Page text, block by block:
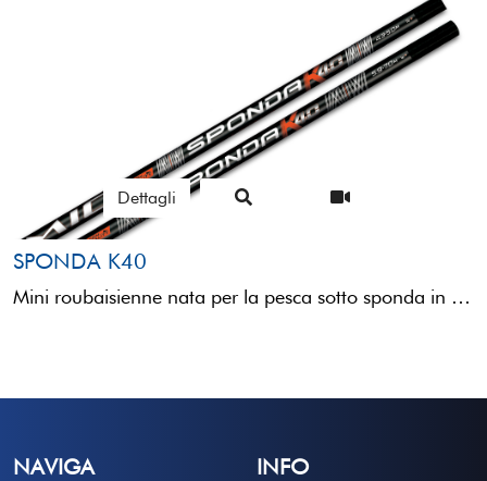
Dettagli
SPONDA K40
Mini roubaisienne nata per la pesca sotto sponda in carpodromo è caratterizzata da una struttura di 4 sezioni ...
NAVIGA INFO